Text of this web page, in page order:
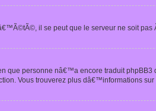
il se peut que le serveur ne soit
personne nâ€™a encore traduit
Vous trouverez plus dâ€™informations